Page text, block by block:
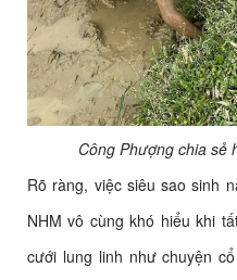
Công Phượng chia sẻ
Rõ ràng, việc siêu sao sinh
NHM vô cùng khó hiểu khi
cưới lung linh như chuyện